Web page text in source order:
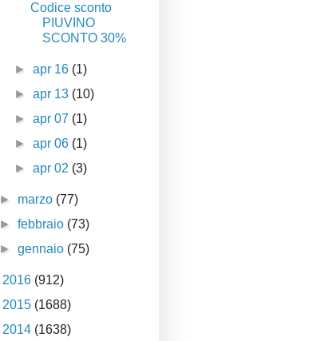
Codice sconto
PIUVINO
SCONTO 30%
►apr 16 (1)
►apr 13 (10)
►apr 07 (1)
►apr 06 (1)
►apr 02 (3)
► marzo (77)
►febbraio (73)
►gennaio (75)
2016 (912)
2015 (1688)
2014 (1638)